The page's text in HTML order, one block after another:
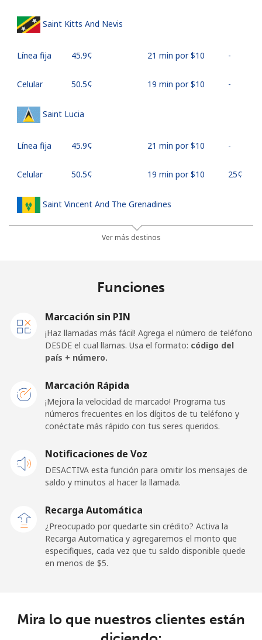
Saint Kitts And Nevis
Línea fija ⁦45.9¢⁩ 21 min por ⁦$10⁩ -
Celular ⁦50.5¢⁩ 19 min por ⁦$10⁩ -
Saint Lucia
Línea fija ⁦45.9¢⁩ 21 min por ⁦$10⁩ -
Celular ⁦50.5¢⁩ 19 min por ⁦$10⁩ ⁦25¢⁩
Saint Vincent And The Grenadines
24 min por ⁦$10⁩
Línea fija
⁦195.5¢⁩
San Marino
Línea fija ⁦32.9¢⁩ 30 min por ⁦$10⁩ -
Sao Tome And Principe
country
⁦313.5¢⁩
Saudi Arabia
Ver más destinos
Funciones
Marcación sin PIN
¡Haz llamadas más fácil! Agrega el número de teléfono
DESDE el cual llamas. Usa el formato: código del
país + número.
Marcación Rápida
¡Mejora la velocidad de marcado! Programa tus
números frecuentes en los dígitos de tu teléfono y
conéctate más rápido con tus seres queridos.
Notificaciones de Voz
DESACTIVA esta función para omitir los mensajes de
saldo y minutos al hacer la llamada.
Recarga Automática
¿Preocupado por quedarte sin crédito? Activa la
Recarga Automatica y agregaremos el monto que
especifiques, cada vez que tu saldo disponible quede
en menos de ⁦$5⁩.
Mira lo que nuestros clientes están